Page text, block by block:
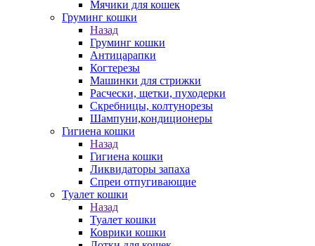
Мячики для кошек
Груминг кошки
Назад
Груминг кошки
Антицарапки
Когтерезы
Машинки для стрижки
Расчески, щетки, пуходерки
Скребницы, колтунорезы
Шампуни,кондиционеры
Гигиена кошки
Назад
Гигиена кошки
Ликвидаторы запаха
Спреи отпугивающие
Туалет кошки
Назад
Туалет кошки
Коврики кошки